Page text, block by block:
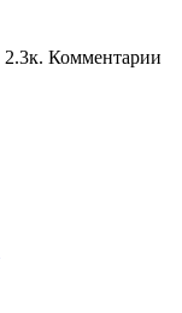
2.3к. Комментарии